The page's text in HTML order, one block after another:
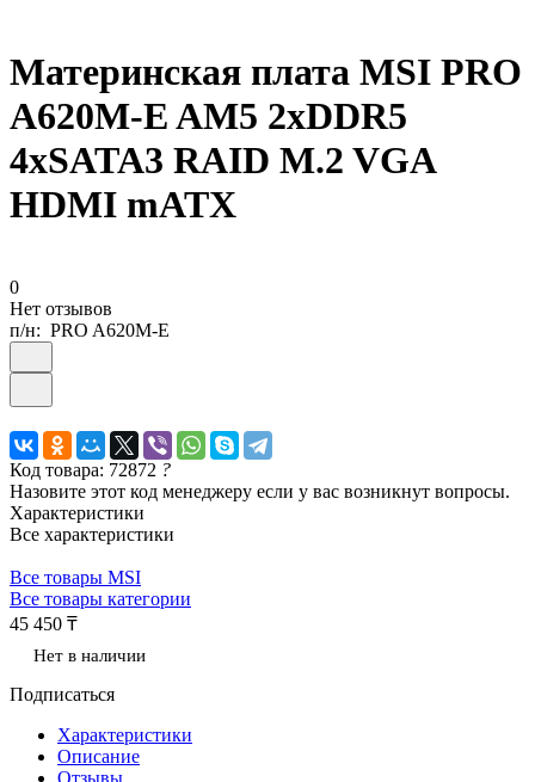
Материнская плата MSI PRO
A620M-E AM5 2xDDR5
4xSATA3 RAID M.2 VGA
HDMI mATX
0
Нет отзывов
п/н: PRO A620M-E
Код товара: 72872 ?
Назовите этот код менеджеру если у вас возникнут вопросы.
Характеристики
Все характеристики
Все товары MSI
Все товары категории
45 450 ₸
Нет в наличии
Подписаться
Характеристики
Описание
Отзывы